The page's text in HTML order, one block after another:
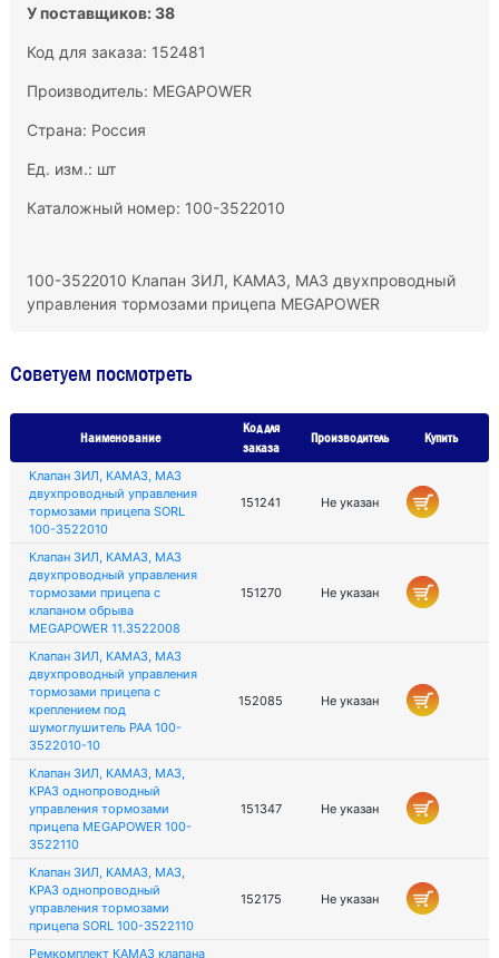
У поставщиков: 38
Код для заказа: 152481
Производитель: MEGAPOWER
Страна: Россия
Ед. изм.: шт
Каталожный номер: 100-3522010
100-3522010 Клапан ЗИЛ, КАМАЗ, МАЗ двухпроводный
управления тормозами прицепа MEGAPOWER
Советуем посмотреть
Наименование
Код для
заказа
Производитель Купить
Клапан ЗИЛ, КАМАЗ, МАЗ
двухпроводный управления
тормозами прицепа SORL
100-3522010
151241 Не указан
Клапан ЗИЛ, КАМАЗ, МАЗ
двухпроводный управления
тормозами прицепа с
клапаном обрыва
MEGAPOWER 11.3522008
151270 Не указан
Клапан ЗИЛ, КАМАЗ, МАЗ
двухпроводный управления
тормозами прицепа с
креплением под
шумоглушитель РАА 100-
3522010-10
152085 Не указан
Клапан ЗИЛ, КАМАЗ, МАЗ,
КРАЗ однопроводный
управления тормозами
прицепа MEGAPOWER 100-
3522110
151347 Не указан
Клапан ЗИЛ, КАМАЗ, МАЗ,
КРАЗ однопроводный
управления тормозами
прицепа SORL 100-3522110
152175 Не указан
Ремкомплект КАМАЗ клапана